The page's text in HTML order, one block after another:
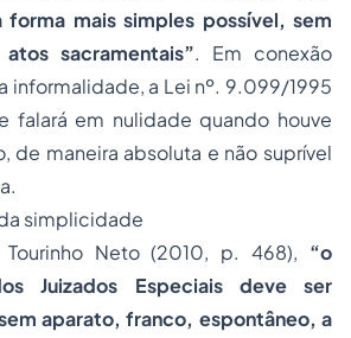
forma mais simples possível, sem
sacramentais”. Em conexão
informalidade, a Lei nº. 9.099/1995
falará em nulidade quando houve
de maneira absoluta e não suprível
simplicidade
Neto (2010, p. 468), “o
Juizados Especiais deve ser
aparato, franco, espontâneo, a